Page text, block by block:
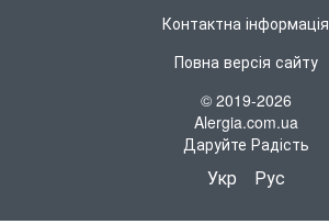
Контактна інформація
Повна версія сайту
© 2019-2026
Alergia.com.ua
Даруйте Радість
Укр Рус